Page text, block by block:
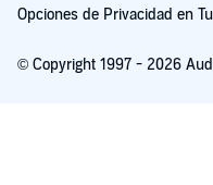
Opciones de Privacidad en
© Copyright 1997 - 2026